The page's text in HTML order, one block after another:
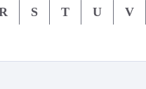
S T U V